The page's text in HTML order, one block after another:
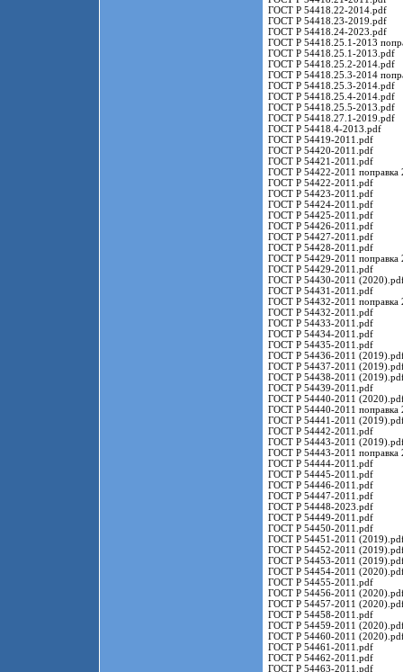
ГОСТ Р 54418.22-2014.pdf
ГОСТ Р 54418.23-2019.pdf
ГОСТ Р 54418.24-2023.pdf
ГОСТ Р 54418.25.1-2013
ГОСТ Р 54418.25.1-2013.pdf
ГОСТ Р 54418.25.2-2014.pdf
ГОСТ Р 54418.25.3-2014
ГОСТ Р 54418.25.3-2014.pdf
ГОСТ Р 54418.25.4-2014.pdf
ГОСТ Р 54418.25.5-2013.pdf
ГОСТ Р 54418.27.1-2019.pdf
ГОСТ Р 54418.4-2013.pdf
ГОСТ Р 54419-2011.pdf
ГОСТ Р 54420-2011.pdf
ГОСТ Р 54421-2011.pdf
ГОСТ Р 54422-2011 поправка
ГОСТ Р 54422-2011.pdf
ГОСТ Р 54423-2011.pdf
ГОСТ Р 54424-2011.pdf
ГОСТ Р 54425-2011.pdf
ГОСТ Р 54426-2011.pdf
ГОСТ Р 54427-2011.pdf
ГОСТ Р 54428-2011.pdf
ГОСТ Р 54429-2011 поправка
ГОСТ Р 54429-2011.pdf
ГОСТ Р 54430-2011
ГОСТ Р 54431-2011.pdf
ГОСТ Р 54432-2011 поправка
ГОСТ Р 54432-2011.pdf
ГОСТ Р 54433-2011.pdf
ГОСТ Р 54434-2011.pdf
ГОСТ Р 54435-2011.pdf
ГОСТ Р 54436-2011
ГОСТ Р 54437-2011
ГОСТ Р 54438-2011
ГОСТ Р 54439-2011.pdf
ГОСТ Р 54440-2011
ГОСТ Р 54440-2011 поправка
ГОСТ Р 54441-2011
ГОСТ Р 54442-2011.pdf
ГОСТ Р 54443-2011
ГОСТ Р 54443-2011 поправка
ГОСТ Р 54444-2011.pdf
ГОСТ Р 54445-2011.pdf
ГОСТ Р 54446-2011.pdf
ГОСТ Р 54447-2011.pdf
ГОСТ Р 54448-2023.pdf
ГОСТ Р 54449-2011.pdf
ГОСТ Р 54450-2011.pdf
ГОСТ Р 54451-2011
ГОСТ Р 54452-2011
ГОСТ Р 54453-2011
ГОСТ Р 54454-2011
ГОСТ Р 54455-2011.pdf
ГОСТ Р 54456-2011
ГОСТ Р 54457-2011
ГОСТ Р 54458-2011.pdf
ГОСТ Р 54459-2011
ГОСТ Р 54460-2011
ГОСТ Р 54461-2011.pdf
ГОСТ Р 54462-2011.pdf
ГОСТ Р 54463-2011.pdf